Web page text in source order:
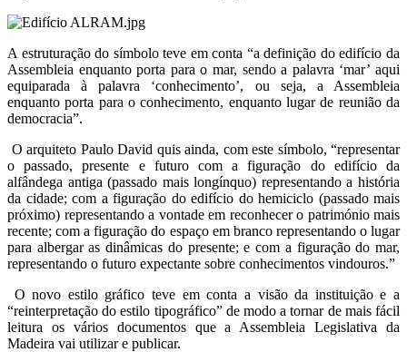
A estruturação do símbolo teve em conta “a definição do edifício da
Assembleia enquanto porta para o mar, sendo a palavra ‘mar’ aqui
equiparada à palavra ‘conhecimento’, ou seja, a Assembleia
enquanto porta para o conhecimento, enquanto lugar de reunião da
democracia”.
O arquiteto Paulo David quis ainda, com este símbolo, “representar
o passado, presente e futuro com a figuração do edifício da
alfândega antiga (passado mais longínquo) representando a história
da cidade; com a figuração do edifício do hemiciclo (passado mais
próximo) representando a vontade em reconhecer o património mais
recente; com a figuração do espaço em branco representando o lugar
para albergar as dinâmicas do presente; e com a figuração do mar,
representando o futuro expectante sobre conhecimentos vindouros.”
O novo estilo gráfico teve em conta a visão da instituição e a
“reinterpretação do estilo tipográfico” de modo a tornar de mais fácil
leitura os vários documentos que a Assembleia Legislativa da
Madeira vai utilizar e publicar.